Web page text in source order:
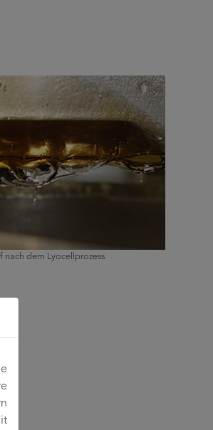
nach dem Lyocellprozess